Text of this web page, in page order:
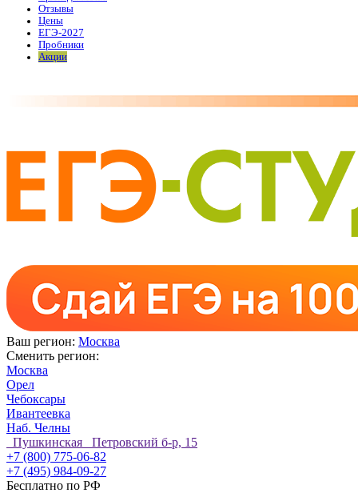
Отзывы
Цены
ЕГЭ-2027
Пробники
Акции
Ваш регион: Москва
Сменить регион:
Москва
Орел
Чебоксары
Ивантеевка
Наб. Челны
Пушкинская Петровский б-р, 15
+7 (800) 775-06-82
+7 (495) 984-09-27
Бесплатно по РФ